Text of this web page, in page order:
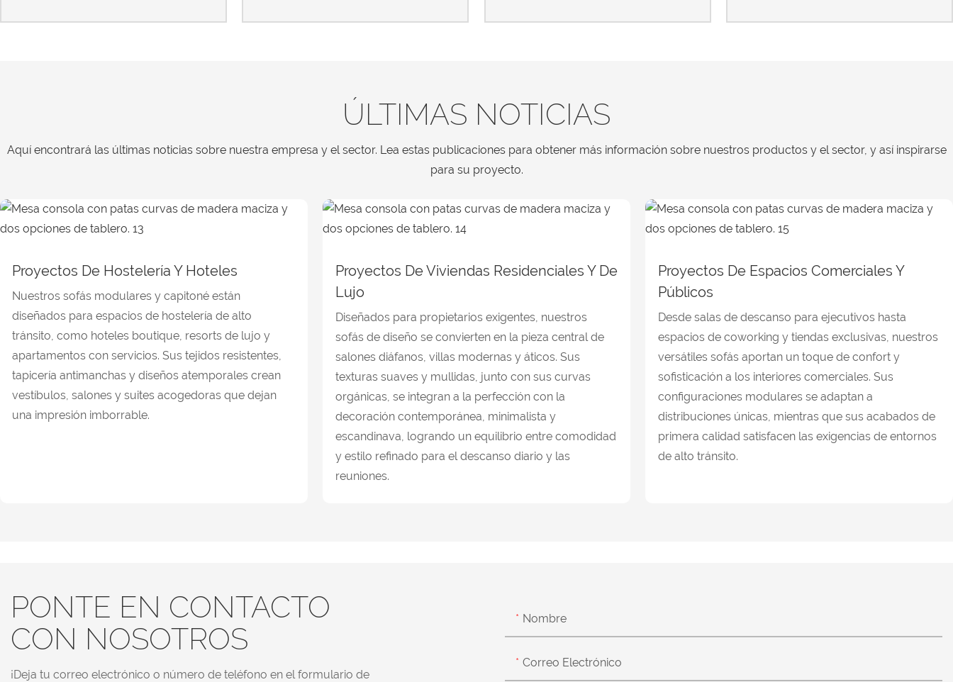
ÚLTIMAS NOTICIAS
Aquí encontrará las últimas noticias sobre nuestra empresa y el sector. Lea estas publicaciones para obtener más información sobre nuestros productos y el sector, y así inspirarse
para su proyecto.
Proyectos De Hostelería Y Hoteles
Nuestros sofás modulares y capitoné están
diseñados para espacios de hostelería de alto
tránsito, como hoteles boutique, resorts de lujo y
apartamentos con servicios. Sus tejidos resistentes,
tapicería antimanchas y diseños atemporales crean
vestíbulos, salones y suites acogedoras que dejan
una impresión imborrable.
Proyectos De Viviendas Residenciales Y De
Lujo
Diseñados para propietarios exigentes, nuestros
sofás de diseño se convierten en la pieza central de
salones diáfanos, villas modernas y áticos. Sus
texturas suaves y mullidas, junto con sus curvas
orgánicas, se integran a la perfección con la
decoración contemporánea, minimalista y
escandinava, logrando un equilibrio entre comodidad
y estilo refinado para el descanso diario y las
reuniones.
Proyectos De Espacios Comerciales Y
Públicos
Desde salas de descanso para ejecutivos hasta
espacios de coworking y tiendas exclusivas, nuestros
versátiles sofás aportan un toque de confort y
sofisticación a los interiores comerciales. Sus
configuraciones modulares se adaptan a
distribuciones únicas, mientras que sus acabados de
primera calidad satisfacen las exigencias de entornos
de alto tránsito.
PONTE EN CONTACTO
CON NOSOTROS
¡Deja tu correo electrónico o número de teléfono en el formulario de
Nombre
Correo Electrónico